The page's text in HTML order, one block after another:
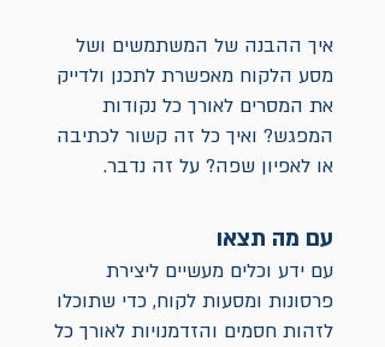
איך ההבנה של המשתמשים ושל
מסע הלקוח מאפשרת לתכנן ולדייק
את המסרים לאורך כל נקודות
המפגש? ואיך כל זה קשור לכתיבה
או לאפיון שפה? על זה נדבר.
עם מה תצאו
עם ידע וכלים מעשיים ליצירת
פרסונות ומסעות לקוח, כדי שתוכלו
לזהות חסמים והזדמנויות לאורך כל